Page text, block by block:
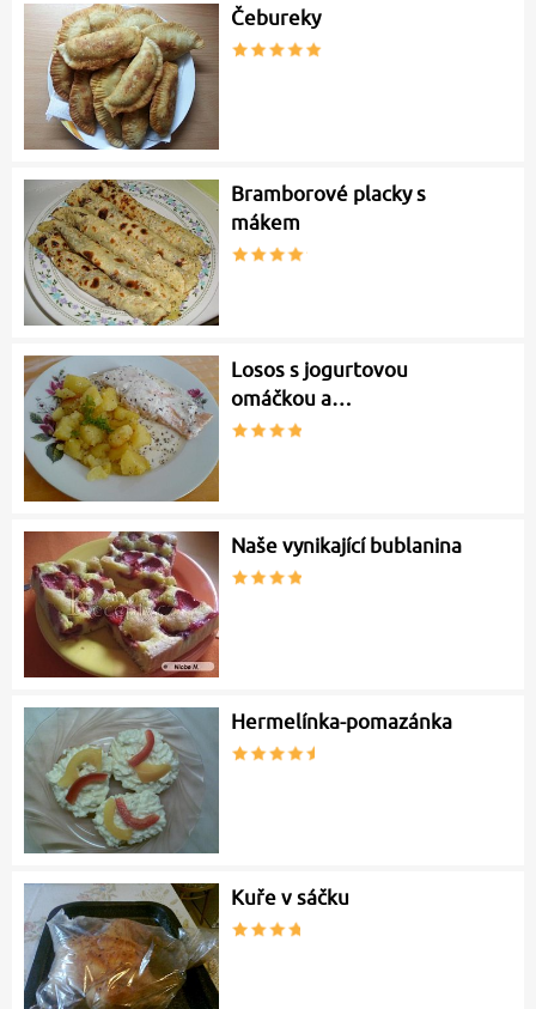
Čebureky
Bramborové placky s
mákem
Losos s jogurtovou
omáčkou a…
Naše vynikající bublanina
Hermelínka-pomazánka
Kuře v sáčku